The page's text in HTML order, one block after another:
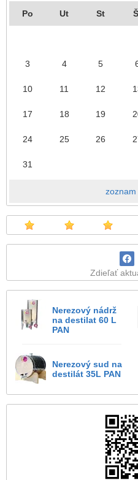
Po Ut St
3 4 5
10 11 12
17 18 19
24 25 26
31
Zdieľať
Nerezový nádrž
na destilat 60 L
PAN
Nerezový sud na
destilát 35L PAN